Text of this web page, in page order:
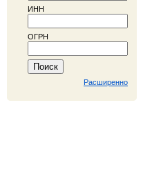
ИНН
ОГРН
Расширенно